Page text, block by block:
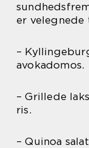
er
–
avokadomos.
– Grillede
ris.
– Quinoa